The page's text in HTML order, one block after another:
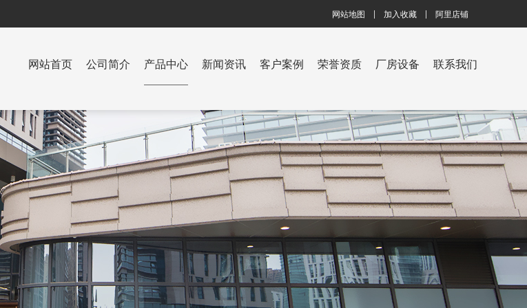
网站地图 加入收藏 阿里店铺
网站首页 公司简介 产品中心 新闻资讯 客户案例 荣誉资质 厂房设备 联系我们